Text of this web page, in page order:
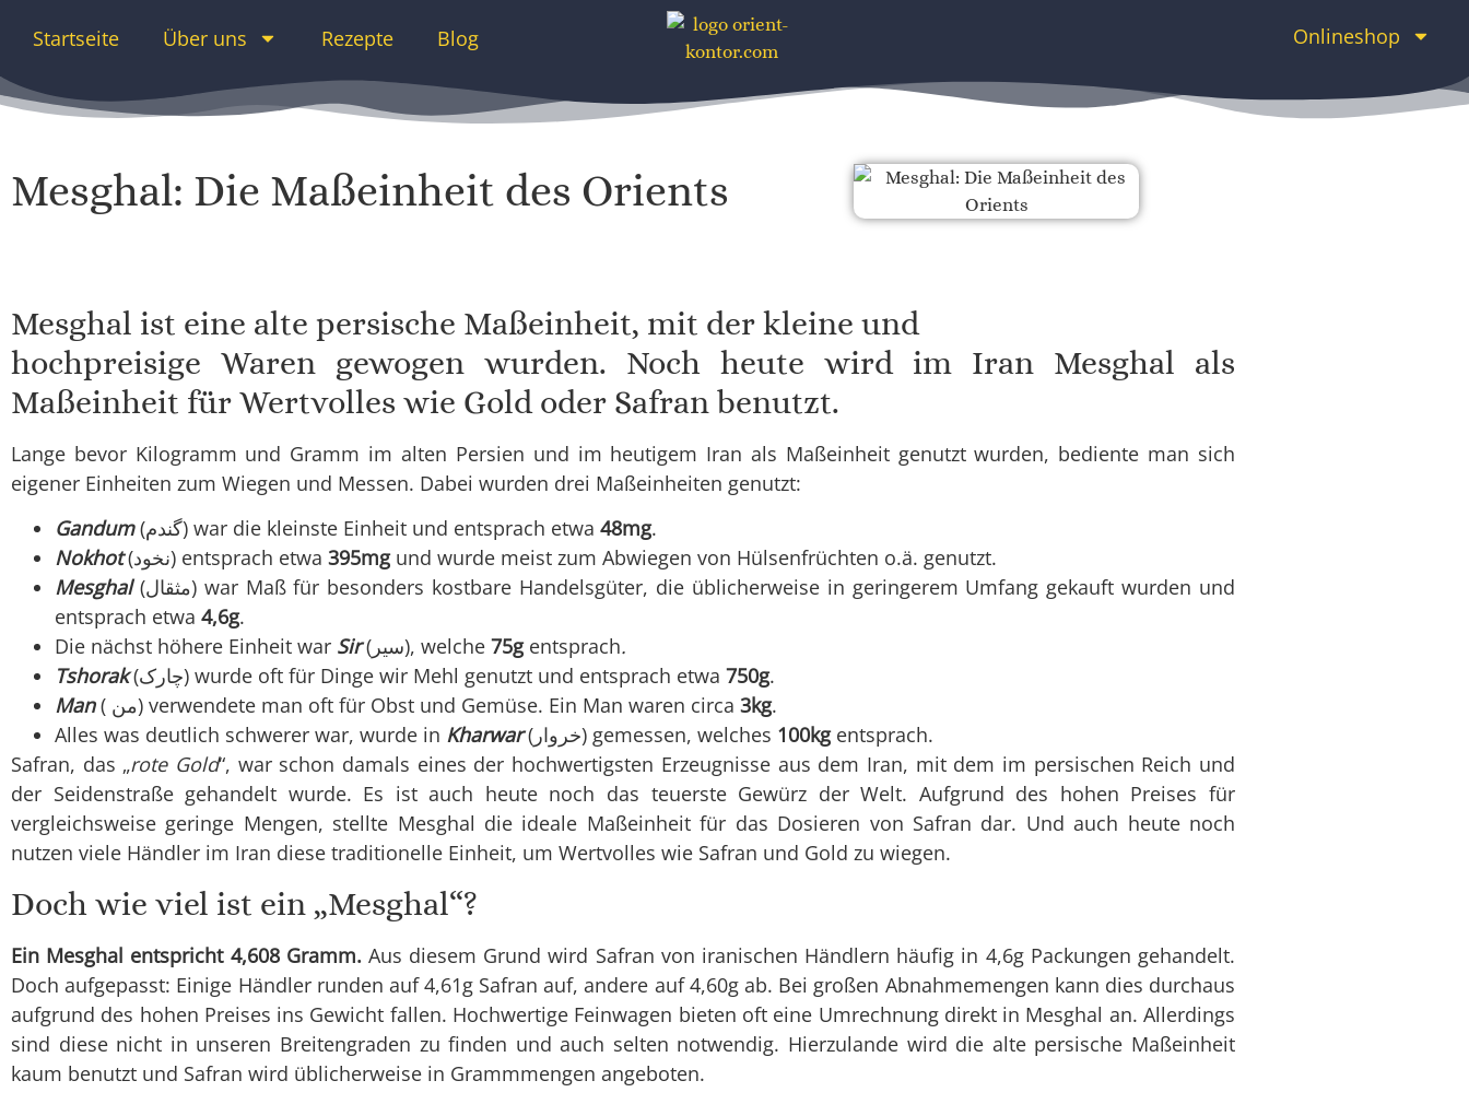
Startseite Über uns Rezepte Blog Onlineshop
Mesghal: Die Maßeinheit des Orients​
Mesghal ist eine alte persische Maßeinheit, mit der kleine und
hochpreisige Waren gewogen wurden. Noch heute wird im Iran Mesghal als
Maßeinheit für Wertvolles wie Gold oder Safran benutzt.
Lange bevor Kilogramm und Gramm im alten Persien und im heutigem Iran als Maßeinheit genutzt wurden, bediente man sich
eigener Einheiten zum Wiegen und Messen. Dabei wurden drei Maßeinheiten genutzt:
Gandum
(گندم) war die kleinste Einheit und entsprach etwa 48mg.
Nokhot
(نخود) entsprach etwa 395mgund wurde meist zum Abwiegen von Hülsenfrüchten o.ä. genutzt.
Mesghal (مثقال) war Maß für besonders kostbare Handelsgüter, die üblicherweise in geringerem Umfang gekauft wurden und
entsprach etwa 4,6g.
Die nächst höhere Einheit war Sir (سیر), welche 75gentsprach.
Tshorak
(چارک) wurde oft für Dinge wir Mehl genutzt und entsprach etwa 750g.
Man
( من) verwendete man oft für Obst und Gemüse. Ein Man waren circa 3kg.
Alles was deutlich schwerer war, wurde in Kharwar (خروار) gemessen, welches 100kgentsprach.
Safran, das „rote Gold“, war schon damals eines der hochwertigsten Erzeugnisse aus dem Iran, mit dem im persischen Reich und
der Seidenstraße gehandelt wurde. Es ist auch heute noch das teuerste Gewürz der Welt. Aufgrund des hohen Preises für
vergleichsweise geringe Mengen, stellte Mesghal die ideale Maßeinheit für das Dosieren von Safran dar. Und auch heute noch
nutzen viele Händler im Iran diese traditionelle Einheit, um Wertvolles wie Safran und Gold zu wiegen.
Doch wie viel ist ein „Mesghal“?
Ein Mesghal entspricht 4,608 Gramm.Aus diesem Grund wird Safran von iranischen Händlern häufig in 4,6g Packungen gehandelt.
Doch aufgepasst: Einige Händler runden auf 4,61g Safran auf, andere auf 4,60g ab. Bei großen Abnahmemengen kann dies durchaus
aufgrund des hohen Preises ins Gewicht fallen. Hochwertige Feinwagen bieten oft eine Umrechnung direkt in Mesghal an. Allerdings
sind diese nicht in unseren Breitengraden zu finden und auch selten notwendig. Hierzulande wird die alte persische Maßeinheit
kaum benutzt und Safran wird üblicherweise in Grammmengen angeboten.